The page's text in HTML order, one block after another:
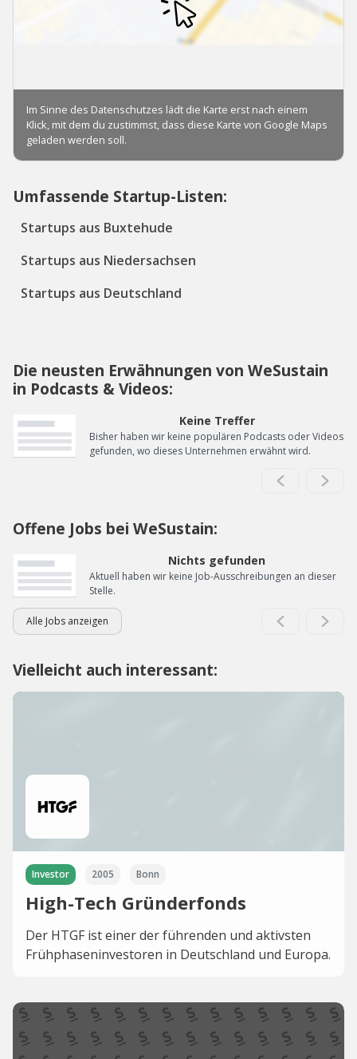
Umfassende Startup-Listen:
Startups aus Buxtehude
Startups aus Niedersachsen
Startups aus Deutschland
Die neusten Erwähnungen von WeSustain
in Podcasts & Videos:
Keine Treffer
Bisher haben wir keine populären Podcasts oder Videos
gefunden, wo dieses Unternehmen erwähnt wird.
Offene Jobs bei WeSustain:
Nichts gefunden
Aktuell haben wir keine Job-Ausschreibungen an dieser
Stelle.
Alle Jobs anzeigen
Vielleicht auch interessant:
Investor 2005 Bonn
High-Tech Gründerfonds
Der HTGF ist einer der führenden und aktivsten
Frühphaseninvestoren in Deutschland und Europa.